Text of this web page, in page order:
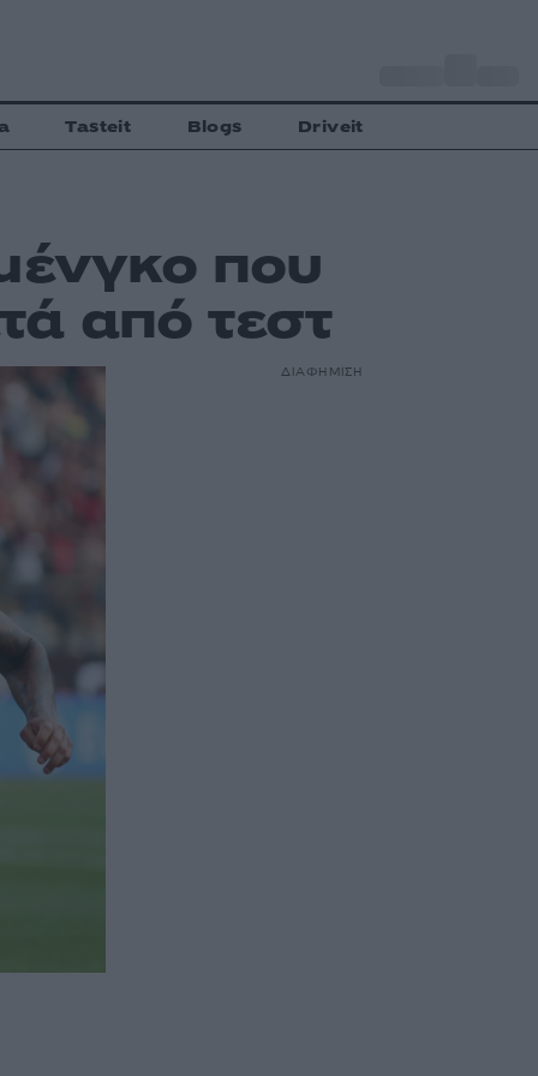
Tasteit Blogs Driveit
που
από τεστ
ΔΙΑΦΗΜΙΣΗ